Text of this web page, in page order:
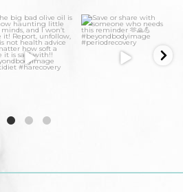
21 2 5 1